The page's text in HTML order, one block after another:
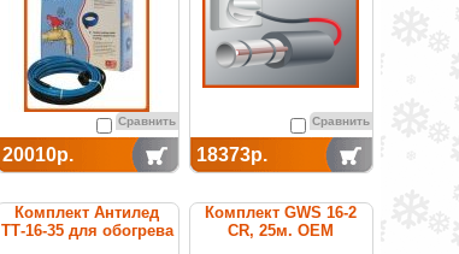
Сравнить
20010р.
Сравнить
18373р.
Комплект Антилед
ТТ-16-35 для обогрева
Комплект GWS 16-2
CR, 25м. ОЕМ